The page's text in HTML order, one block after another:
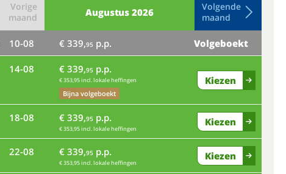
Augustus 2026
Vorige
maand
Volgende
maand
10-08 € 339,95 p.p. Volgeboekt
14-08 € 339,95 p.p.
€ 353,95 incl. lokale heffingen
Bijna volgeboekt
Kiezen
18-08 € 339,95 p.p.
€ 353,95 incl. lokale heffingen
Kiezen
22-08 € 339,95 p.p.
€ 353,95 incl. lokale heffingen
Kiezen